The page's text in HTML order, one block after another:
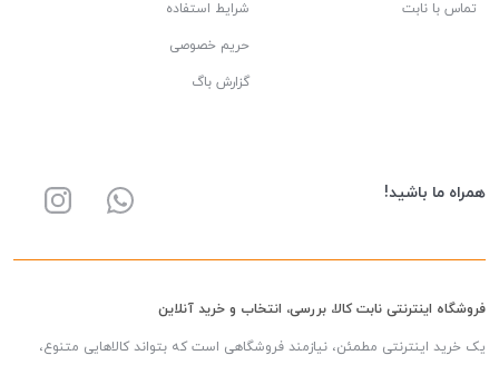
تماس با نابت شرایط استفاده
حریم خصوصی
گزارش باگ
همراه ما باشید!
فروشگاه اینترنتی نابت کالا، بررسی، انتخاب و خرید آنلاین
یک خرید اینترنتی مطمئن، نیازمند فروشگاهی است که بتواند کالاهایی متنوع،